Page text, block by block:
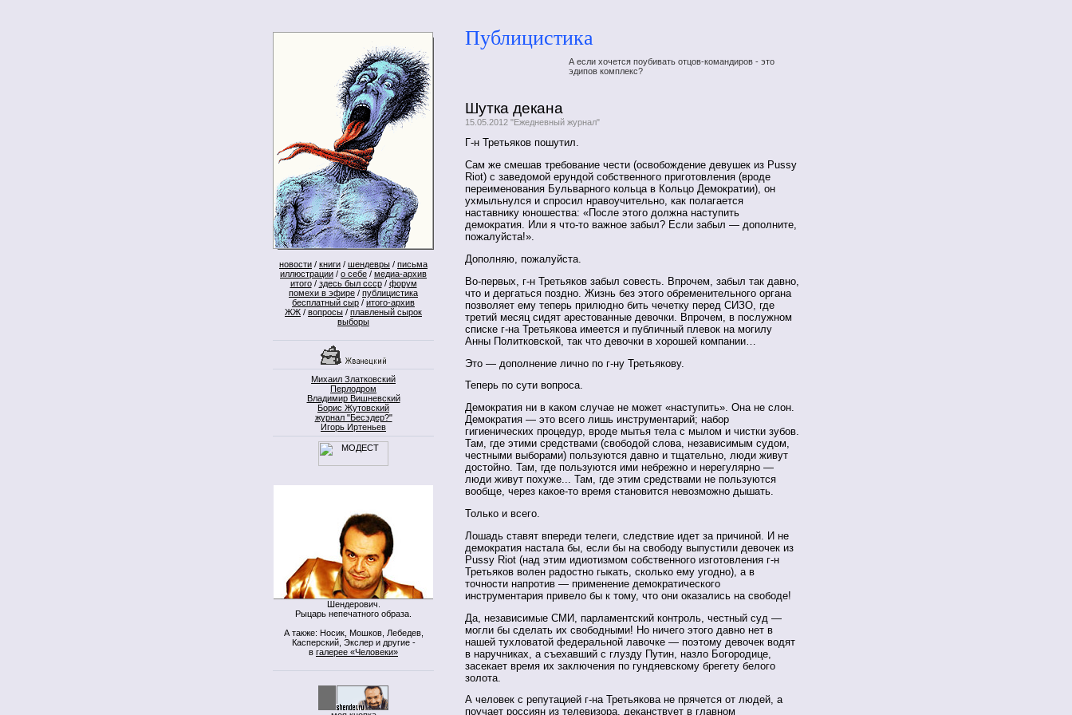
новости / книги / шендевры / письма
иллюстрации / о себе / медиа-архив
итого/ здесь был ссср/ форум
помехи в эфире / публицистика
бесплатный сыр / итого-архив
ЖЖ / вопросы / плавленый сырок
выборы
Михаил Златковский
Перлодром
Владимир Вишневский
Борис Жутовский
журнал "Бесэдер?"
Игорь Иртеньев
Шендерович.
Рыцарь непечатного образа.
А также: Носик, Мошков, Лебедев,
Касперский, Экслер и другие -
в галерее «Человеки»
Публицистика
А если хочется поубивать отцов-командиров - это
эдипов комплекс?
Шутка декана
15.05.2012 "Ежедневный журнал"
Г-н Третьяков пошутил.
Сам же смешав требование чести (освобождение девушек из Pussy
Riot) с заведомой ерундой собственного приготовления (вроде
переименования Бульварного кольца в Кольцо Демократии), он
ухмыльнулся и спросил нравоучительно, как полагается
наставнику юношества: «После этого должна наступить
демократия. Или я что-то важное забыл? Если забыл — дополните,
пожалуйста!».
Дополняю, пожалуйста.
Во-первых, г-н Третьяков забыл совесть. Впрочем, забыл так давно,
что и дергаться поздно. Жизнь без этого обременительного органа
позволяет ему теперь прилюдно бить чечетку перед СИЗО, где
третий месяц сидят арестованные девочки. Впрочем, в послужном
списке г-на Третьякова имеется и публичный плевок на могилу
Анны Политковской, так что девочки в хорошей компании…
Это — дополнение лично по г-ну Третьякову.
Теперь по сути вопроса.
Демократия ни в каком случае не может «наступить». Она не слон.
Демократия — это всего лишь инструментарий; набор
гигиенических процедур, вроде мытья тела с мылом и чистки зубов.
Там, где этими средствами (свободой слова, независимым судом,
честными выборами) пользуются давно и тщательно, люди живут
достойно. Там, где пользуются ими небрежно и нерегулярно —
люди живут похуже... Там, где этим средствами не пользуются
вообще, через какое-то время становится невозможно дышать.
Только и всего.
Лошадь ставят впереди телеги, следствие идет за причиной. И не
демократия настала бы, если бы на свободу выпустили девочек из
Pussy Riot (над этим идиотизмом собственного изготовления г-н
Третьяков волен радостно гыкать, сколько ему угодно), а в
точности напротив — применение демократического
инструментария привело бы к тому, что они оказались на свободе!
Да, независимые СМИ, парламентский контроль, честный суд —
могли бы сделать их свободными! Но ничего этого давно нет в
нашей тухловатой федеральной лавочке — поэтому девочек водят
в наручниках, а съехавший с глузду Путин, назло Богородице,
засекает время их заключения по гундяевскому брегету белого
золота.
А человек с репутацией г-на Третьякова не прячется от людей, а
поучает россиян из телевизора, деканствует в главном